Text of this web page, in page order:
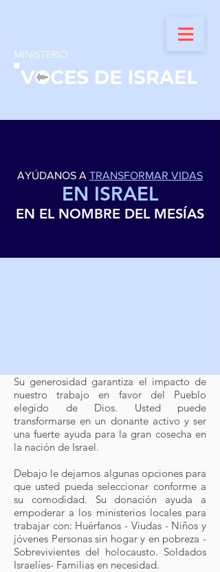
MINISTERIO
AYÚDANOS A TRANSFORMAR VIDAS
EN ISRAEL
EN EL NOMBRE DEL MESÍAS
Su generosidad garantiza el impacto de
nuestro trabajo en favor del Pueblo
elegido de Dios. Usted puede
transformarse en un donante activo y ser
una fuerte ayuda para la gran cosecha en
la nación de Israel.
Debajo le dejamos algunas opciones para
que usted pueda seleccionar conforme a
su comodidad. Su donación ayuda a
empoderar a los ministerios locales para
trabajar con: Huérfanos - Viudas - Niños y
jóvenes Personas sin hogar y en pobreza -
Sobrevivientes del holocausto. Soldados
Israelíes- Familias en necesidad.